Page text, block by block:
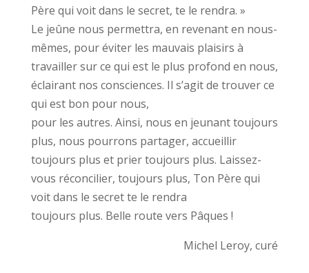
Père qui voit dans le secret, te le rendra. »
Le jeûne nous permettra, en revenant en nous-
mêmes, pour éviter les mauvais plaisirs à
travailler sur ce qui est le plus profond en nous,
éclairant nos consciences. Il s’agit de trouver ce
qui est bon pour nous,
pour les autres. Ainsi, nous en jeunant toujours
plus, nous pourrons partager, accueillir
toujours plus et prier toujours plus. Laissez-
vous réconcilier, toujours plus, Ton Père qui
voit dans le secret te le rendra
toujours plus. Belle route vers Pâques !
Michel Leroy, curé